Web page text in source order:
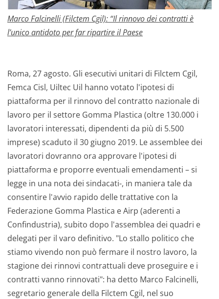
Marco Falcinelli (Filctem Cgil): “Il rinnovo dei contratti è
l’unico antidoto per far ripartire il Paese
Roma, 27 agosto. Gli esecutivi unitari di Filctem Cgil,
Femca Cisl, Uiltec Uil hanno votato l'ipotesi di
piattaforma per il rinnovo del contratto nazionale di
lavoro per il settore Gomma Plastica (oltre 130.000 i
lavoratori interessati, dipendenti da più di 5.500
imprese) scaduto il 30 giugno 2019. Le assemblee dei
lavoratori dovranno ora approvare l'ipotesi di
piattaforma e proporre eventuali emendamenti – si
legge in una nota dei sindacati-, in maniera tale da
consentire l'avvio rapido delle trattative con la
Federazione Gomma Plastica e Airp (aderenti a
Confindustria), subito dopo l'assemblea dei quadri e
delegati per il varo definitivo. "Lo stallo politico che
stiamo vivendo non può fermare il nostro lavoro, la
stagione dei rinnovi contrattuali deve proseguire e i
contratti vanno rinnovati": ha detto Marco Falcinelli,
segretario generale della Filctem Cgil, nel suo